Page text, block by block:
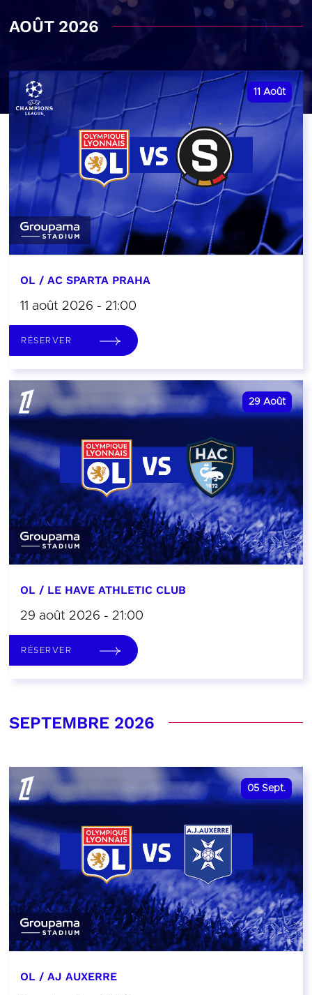
AOÛT 2026
11 Août
OL / AC SPARTA PRAHA
11 août 2026 - 21:00
RÉSERVER
29 Août
OL / LE HAVE ATHLETIC CLUB
29 août 2026 - 21:00
RÉSERVER
SEPTEMBRE 2026
05 Sept.
OL / AJ AUXERRE